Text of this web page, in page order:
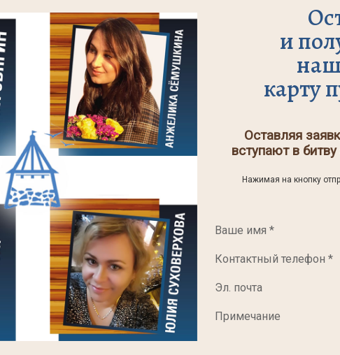
и
карту
Оставляя
вступают в
Нажимая на кнопку
Ваше имя *
Контактный телефон *
Эл. почта
Примечание